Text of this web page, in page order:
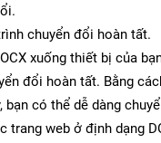
chuyển đổi hoàn tất.
xuống thiết bị của
đổi hoàn tất. Bằng
bạn có thể dễ dàng
trang web ở định dạng